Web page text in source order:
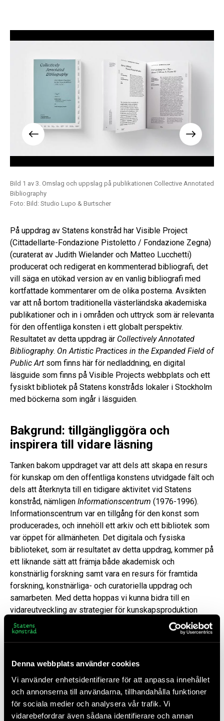
Denna webbplats använder cookies
Vi använder enhetsidentifierare för att anpassa innehållet
och annonserna till användarna, tillhandahålla funktioner
för sociala medier och analysera vår trafik. Vi
vidarebefordrar även sådana identifierare och annan
Bild 1 av 3. Omslag och uppslag på publikationen Collective Annotated
Bibliography
Foto: Bild: Studio Lupo & Burtscher
På uppdrag av Statens konstråd har Visible Project
(Cittadellarte-Fondazione Pistoletto / Fondazione Zegna)
(curaterat av Judith Wielander och Matteo Lucchetti)
producerat och redigerat en kommenterad bibliografi, det
vill säga en utökad version av en vanlig bibliografi med
kortfattade kommentarer om de olika posterna. Avsikten
var att nå bortom traditionella västerländska akademiska
publikationer och in i områden och uttryck som är relevanta
för den offentliga konsten i ett globalt perspektiv.
Resultatet av detta uppdrag är Collectively Annotated
Bibliography. On Artistic Practices in the Expanded Field of
Public Art som finns här för nedladdning, en digital
läsguide som finns på Visible Projects webbplats och ett
fysiskt bibliotek på Statens konstråds lokaler i Stockholm
med böckerna som ingår i läsguiden.
Bakgrund: tillgängliggöra och
inspirera till vidare läsning
Tanken bakom uppdraget var att dels att skapa en resurs
för kunskap om den offentliga konstens utvidgade fält och
dels att återknyta till en tidigare aktivitet vid Statens
konstråd, nämligen Informationscentrum (1976-1996).
Informationscentrum var en tillgång för den konst som
producerades, och innehöll ett arkiv och ett bibliotek som
var öppet för allmänheten. Det digitala och fysiska
biblioteket, som är resultatet av detta uppdrag, kommer på
ett liknande sätt att främja både akademisk och
konstnärlig forskning samt vara en resurs för framtida
forskning, konstnärliga- och curatoriella uppdrag och
samarbeten. Med detta hoppas vi kunna bidra till en
vidareutveckling av strategier för kunskapsproduktion
inom och bortom myndigheten.
Artistic Practices in the Expanded Field of Public Art
introduceras genom ett samtal med curatorn Gabi Ngcobo,
forskaren Andrea Phillips samt filosofen Emanuele Coccia